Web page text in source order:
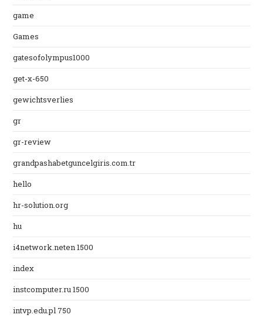
game
Games
gatesofolympus1000
get-x-650
gewichtsverlies
gr
gr-review
grandpashabetguncelgiris.com.tr
hello
hr-solution.org
hu
i4network.neten 1500
index
instcomputer.ru 1500
intvp.edu.pl 750